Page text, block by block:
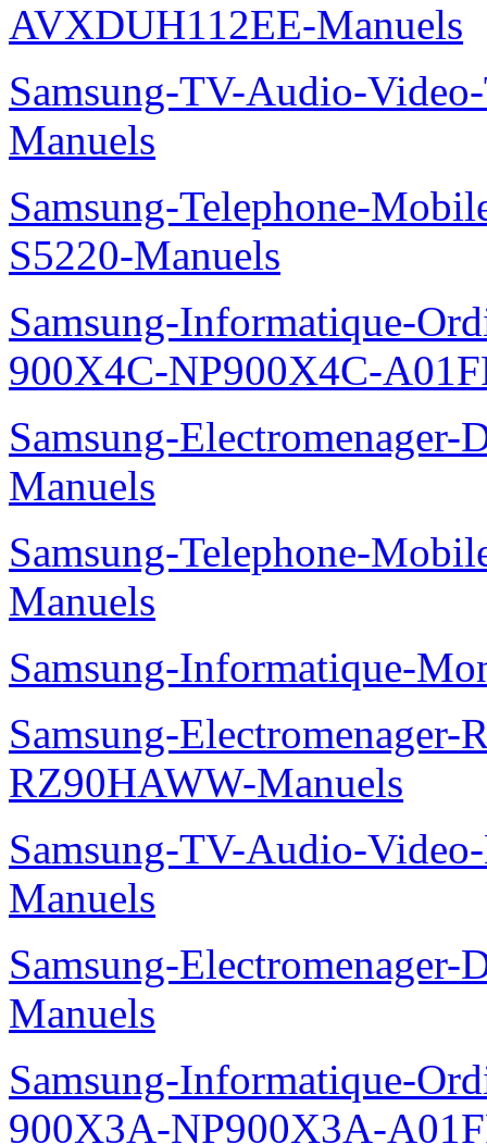
AVXDUH112EE-Manuels
Samsung-TV-Audio-
Manuels
Samsung-Telephone-
S5220-Manuels
Samsung-Informatique-
900X4C-NP900X4C-
Samsung-
Manuels
Samsung-Telephone-
Manuels
Samsung-Informatique-
Samsung-Electromenager-
RZ90HAWW-Manuels
Samsung-TV-Audio-
Manuels
Samsung-
Manuels
Samsung-Informatique-
900X3A-NP900X3A-